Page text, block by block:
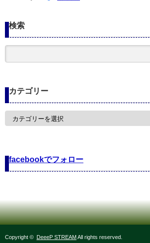
検索
カテゴリー
カ
facebookでフォロー
Copyright © DeeeP STREAMAll rights reserved.